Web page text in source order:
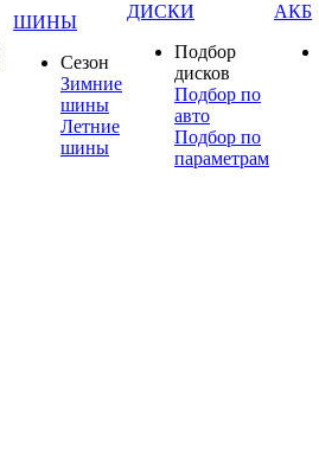
ШИНЫ
Сезон
Зимние
шины
Летние
шины
ДИСКИ
Подбор
дисков
Подбор по
авто
Подбор по
параметрам
АКБ